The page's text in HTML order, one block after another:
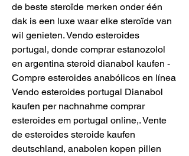
de beste steroïde merken onder één
dak is een luxe waar elke steroïde van
wil genieten. Vendo esteroides
portugal, donde comprar estanozolol
en argentina steroid dianabol kaufen -
Compre esteroides anabólicos en línea
Vendo esteroides portugal Dianabol
kaufen per nachnahme comprar
esteroides em portugal online,. Vente
de esteroides steroide kaufen
deutschland, anabolen kopen pillen